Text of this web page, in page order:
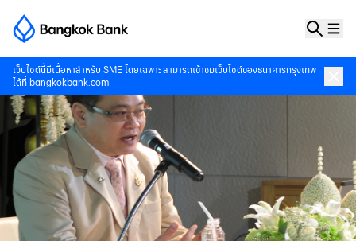
เว็บไซต์นี้มีเนื้อหาสำหรับ SME โดยเฉพาะ สามารถเข้าชมเว็บไซต์ของธนาคารกรุงเทพ
ได้ที่ bangkokbank.com